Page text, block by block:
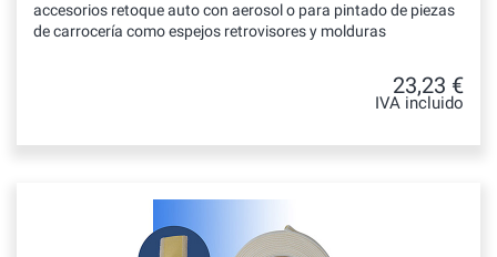
accesorios retoque auto con aerosol o para pintado de piezas
de carrocería como espejos retrovisores y molduras
23,23 €
IVA incluido